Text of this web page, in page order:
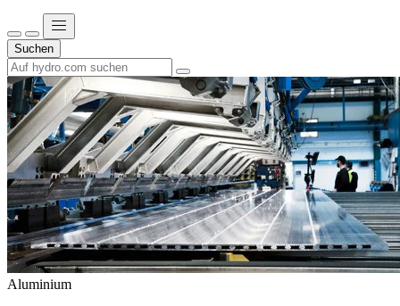
Suchen
Aluminium